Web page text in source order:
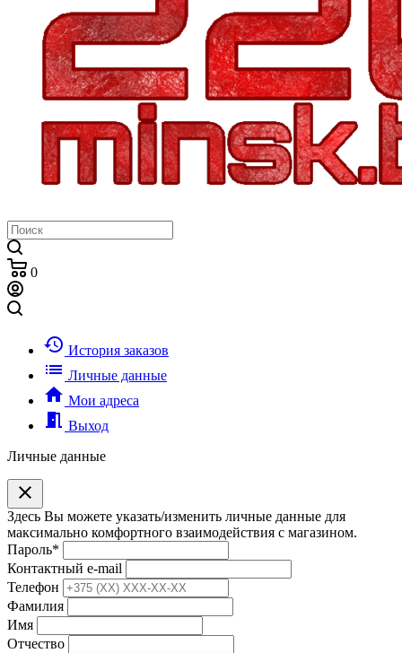
0
history История заказов
list Личные данные
home Мои адреса
meeting_room Выход
Личные данные
clear
Здесь Вы можете указать/изменить личные данные для
максимально комфортного взаимодействия с магазином.
Пароль*
Контактный e-mail
Телефон
Фамилия
Имя
Отчество